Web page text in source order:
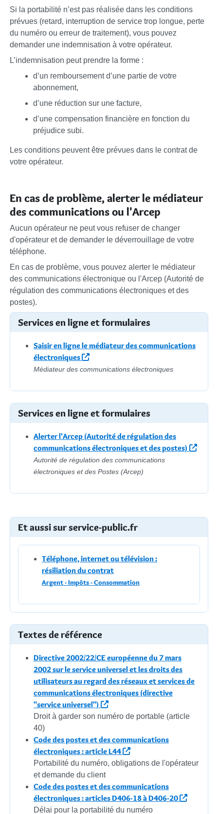
Si la portabilité n’est pas réalisée dans les conditions
prévues (retard, interruption de service trop longue, perte
du numéro ou erreur de traitement), vous pouvez
demander une indemnisation à votre opérateur.
L’indemnisation peut prendre la forme :
d’un remboursement d’une partie de votre
abonnement,
d’une réduction sur une facture,
d’une compensation financière en fonction du
préjudice subi.
Les conditions peuvent être prévues dans le contrat de
votre opérateur.
En cas de problème, alerter le médiateur
des communications ou l'Arcep
Aucun opérateur ne peut vous refuser de changer
d'opérateur et de demander le déverrouillage de votre
téléphone.
En cas de problème, vous pouvez alerter le médiateur
des communications électronique ou l'Arcep (Autorité de
régulation des communications électroniques et des
postes).
Services en ligne et formulaires
Saisir en ligne le médiateur des communications
électroniques
Médiateur des communications électroniques
Services en ligne et formulaires
Alerter l'Arcep (Autorité de régulation des
communications électroniques et des postes)
Autorité de régulation des communications
électroniques et des Postes (Arcep)
Et aussi sur service-public.fr
Téléphone, internet ou télévision :
résiliation du contrat
Argent - Impôts - Consommation
Textes de référence
Directive 2002/22/CE européenne du 7 mars
2002 sur le service universel et les droits des
utilisateurs au regard des réseaux et services de
communications électroniques (directive
"service universel")
Droit à garder son numéro de portable (article
40)
Code des postes et des communications
électroniques : article L44
Portabilité du numéro, obligations de l'opérateur
et demande du client
Code des postes et des communications
électroniques : articles D406-18 à D406-20
Délai pour la portabilité du numéro